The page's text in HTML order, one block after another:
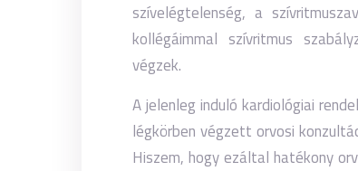
szívelégtelenség, a
kollégáimmal szívritmus
végzek.
A jelenleg induló kardiológiai
légkörben végzett orvosi
Hiszem, hogy ezáltal hatékony